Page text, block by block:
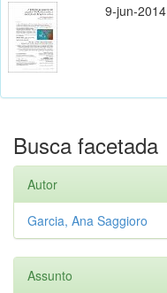
9-jun-2014
Busca facetada
Autor
Garcia, Ana Saggioro
Assunto